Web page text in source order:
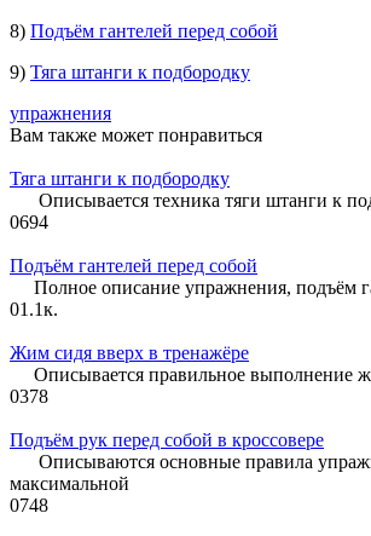
8) Подъём гантелей перед собой
9) Тяга штанги к подбородку
упражнения
Вам также может понравиться
Тяга штанги к подбородку
Описывается техника тяги штанги к
0694
Подъём гантелей перед собой
Полное описание упражнения, подъём
01.1к.
Жим сидя вверх в тренажёре
Описывается правильное выполнение
0378
Подъём рук перед собой в кроссовере
Описываются основные правила
максимальной
0748